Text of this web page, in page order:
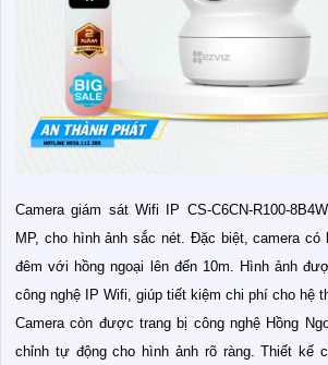
Camera giám sát Wifi IP CS-C6CN-R100-
MP, cho hình ảnh sắc nét. Đặc biệt, camera có
đêm với hồng ngoại lên đến 10m. Hình ảnh
công nghệ IP Wifi, giúp tiết kiệm chi phí cho hệ
Camera còn được trang bị công nghệ Hồng
chỉnh tự động cho hình ảnh rõ ràng. Thiết kế